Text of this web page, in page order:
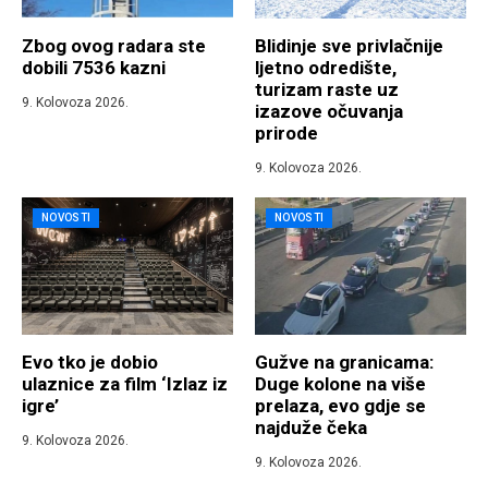
Zbog ovog radara ste
dobili 7536 kazni
9. Kolovoza 2026.
Blidinje sve privlačnije
ljetno odredište,
turizam raste uz
izazove očuvanja
prirode
9. Kolovoza 2026.
NOVOSTI
Evo tko je dobio
ulaznice za film ‘Izlaz iz
igre’
9. Kolovoza 2026.
NOVOSTI
Gužve na granicama:
Duge kolone na više
prelaza, evo gdje se
najduže čeka
9. Kolovoza 2026.